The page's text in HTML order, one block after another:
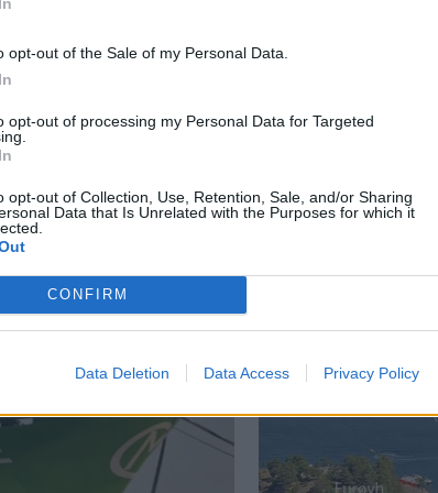
opt-out of the Sale of my Personal Data.
opt-out of processing my Personal Data for Targeted
opt-out of Collection, Use, Retention, Sale, and/or Sharing
Data that Is Unrelated with the Purposes for which it
CONFIRM
Data Deletion Data Access Privacy Policy
PLUS
land